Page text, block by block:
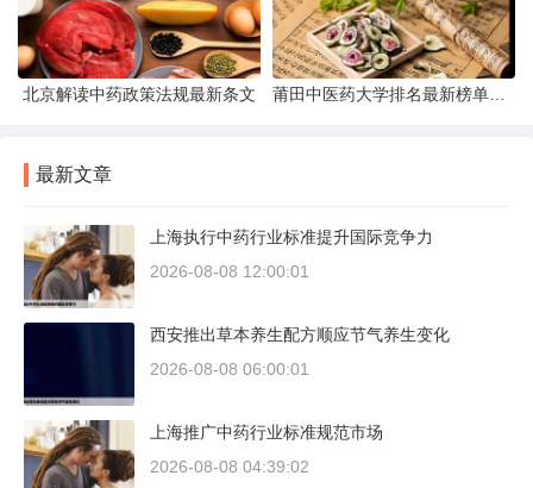
北京解读中药政策法规最新条文
最新文章
上海执行中药行业标准提升国际竞争力
2026-08-08 12:00:01
西安推出草本养生配方顺应节气养生变化
2026-08-08 06:00:01
上海推广中药行业标准规范市场
2026-08-08 04:39:02